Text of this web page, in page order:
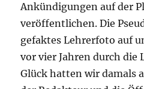
Ankündigungen auf der
veröffentlichen. Die
gefaktes Lehrerfoto auf
vor vier Jahren durch die
Glück hatten wir damals